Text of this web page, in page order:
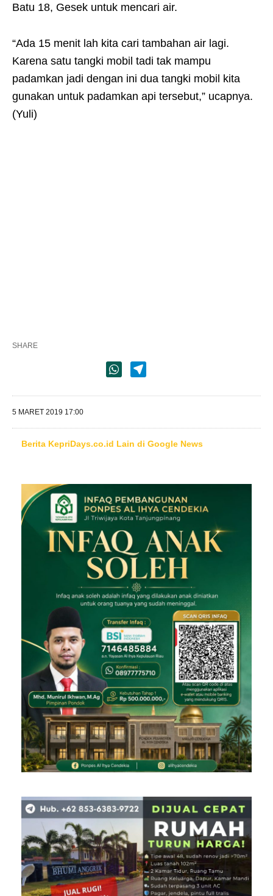
Batu 18, Gesek untuk mencari air.
“Ada 15 menit lah kita cari tambahan air lagi.
Karena satu tangki mobil tadi tak mampu
padamkan jadi dengan ini dua tangki mobil kita
gunakan untuk padamkan api tersebut,” ucapnya.
(Yuli)
SHARE
5 MARET 2019 17:00
Berita KepriDays.co.id Lain di Google News